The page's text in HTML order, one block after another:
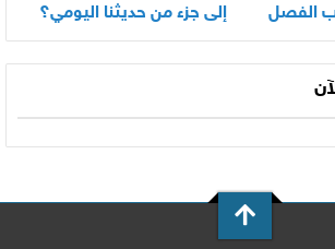
الفصل
إلى جزء من حديثنا اليومي؟